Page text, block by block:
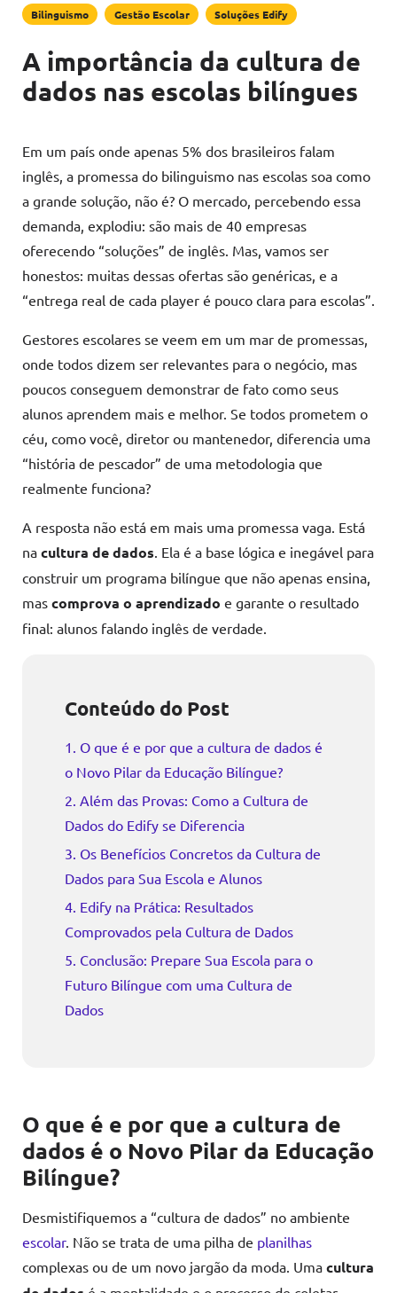
A importância da cultura de
dados nas escolas bilíngues
Bilinguismo Gestão Escolar Soluções Edify
Em um país onde apenas 5% dos brasileiros falam
inglês, a promessa do bilinguismo nas escolas soa como
a grande solução, não é? O mercado, percebendo essa
demanda, explodiu: são mais de 40 empresas
oferecendo “soluções” de inglês. Mas, vamos ser
honestos: muitas dessas ofertas são genéricas, e a
“entrega real de cada player é pouco clara para escolas”.
Gestores escolares se veem em um mar de promessas,
onde todos dizem ser relevantes para o negócio, mas
poucos conseguem demonstrar de fato como seus
alunos aprendem mais e melhor. Se todos prometem o
céu, como você, diretor ou mantenedor, diferencia uma
“história de pescador” de uma metodologia que
realmente funciona?
A resposta não está em mais uma promessa vaga. Está
na cultura de dados . Ela é a base lógica e inegável para
construir um programa bilíngue que não apenas ensina,
mas comprova o aprendizado e garante o resultado
final: alunos falando inglês de verdade.
Conteúdo do Post
1. O que é e por que a cultura de dados é
o Novo Pilar da Educação Bilíngue?
2. Além das Provas: Como a Cultura de
Dados do Edify se Diferencia
3. Os Benefícios Concretos da Cultura de
Dados para Sua Escola e Alunos
4. Edify na Prática: Resultados
Comprovados pela Cultura de Dados
5. Conclusão: Prepare Sua Escola para o
Futuro Bilíngue com uma Cultura de
Dados
O que é e por que a cultura de
dados é o Novo Pilar da Educação
Bilíngue?
Desmistifiquemos a “cultura de dados” no ambiente
escolar. Não se trata de uma pilha de planilhas
complexas ou de um novo jargão da moda. Uma cultura